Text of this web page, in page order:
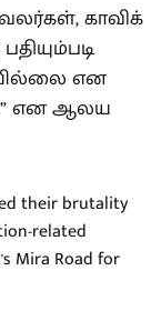
காவிக்
என
என ஆலய
their brutality
related
Mira Road for